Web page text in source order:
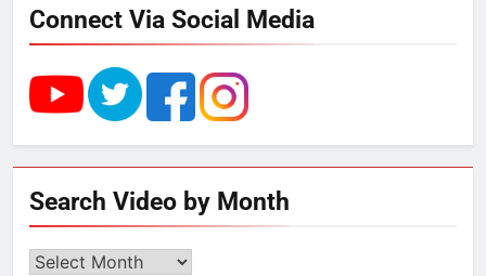
UP में ग्रामीण बिजली आपूर्ति से कृषि,
डेयरी, कुटीर उद्योग और स्वरोजगार को
राम की नगरी अयोध्या में आने वाले भक्तों
का स्वागत करेगा लक्ष्मण द्वार
Connect Via Social Media
Search Video by Month
Search